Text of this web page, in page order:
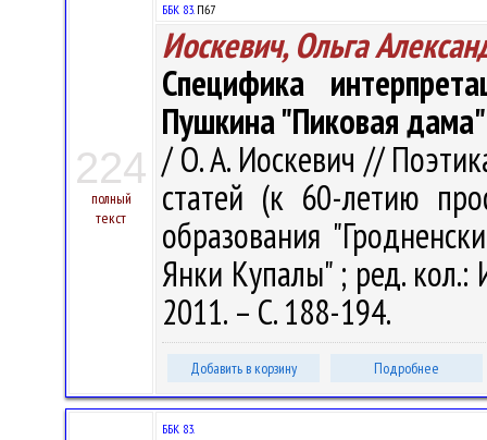
224
полный
текст
ББК 83.П67
Иоскевич, Ольга
Специфика
Пушкина "Пиковая дама"
/ О. А. Иоскевич //
статей (к 60-летию
образования
Янки Купалы" ; ред. кол.:
2011. – С. 188-194.
Добавить в корзину Подробнее
ББК 83.